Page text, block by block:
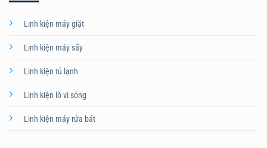
Linh kiện máy giặt
Linh kiện máy sấy
Linh kiện tủ lạnh
Linh kiện lò vi sóng
Linh kiện máy rửa bát